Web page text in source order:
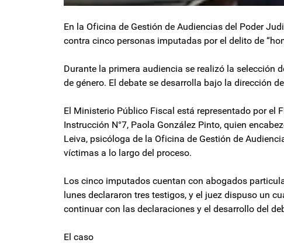
En la Oficina de Gestión de Audiencias del Poder
contra cinco personas imputadas por el delito de
Durante la primera audiencia se realizó la selección
de género. El debate se desarrolla bajo la dirección
El Ministerio Público Fiscal está representado por el
Instrucción N°7, Paola González Pinto, quien
Leiva, psicóloga de la Oficina de Gestión de
víctimas a lo largo del proceso.
Los cinco imputados cuentan con abogados
lunes declararon tres testigos, y el juez dispuso un
continuar con las declaraciones y el desarrollo del
El caso